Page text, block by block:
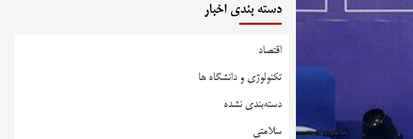
دسته بندی اخبار
اقتصاد
تکنولوژی و دانشگاه ها
دسته‌بندی نشده
سلامتی